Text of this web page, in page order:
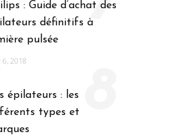
: Guide d’achat des
définitifs à
pulsée
6, 2018
épilateurs : les
types et